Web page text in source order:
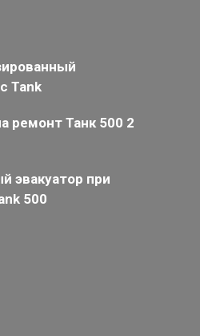
Tank
ремонт Танк 500 2
эвакуатор при
500